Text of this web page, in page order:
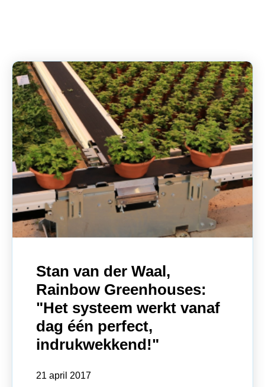
Stan van der Waal,
Rainbow Greenhouses:
"Het systeem werkt vanaf
dag één perfect,
indrukwekkend!"
21 april 2017